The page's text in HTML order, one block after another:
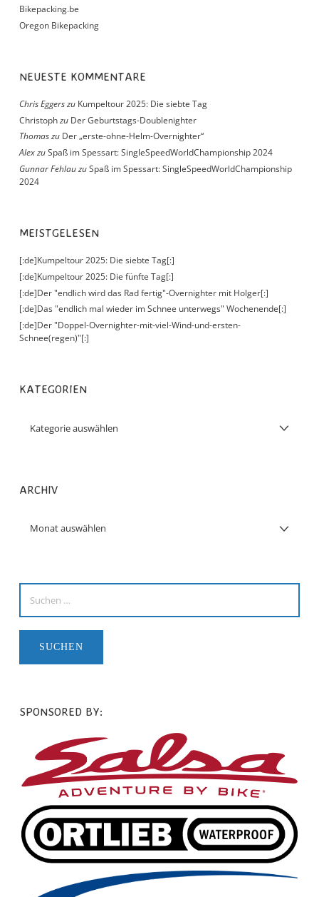
Bikepacking.be
Oregon Bikepacking
NEUESTE KOMMENTARE
Chris Eggerszu Kumpeltour 2025: Die siebte Tag
Christophzu Der Geburtstags-Doublenighter
Thomaszu Der „erste-ohne-Helm-Overnighter“
AlexzuSpaß im Spessart: SingleSpeedWorldChampionship 2024
Gunnar FehlauzuSpaß im Spessart: SingleSpeedWorldChampionship
2024
MEISTGELESEN
[:de]Kumpeltour 2025: Die siebte Tag[:]
[:de]Kumpeltour 2025: Die fünfte Tag[:]
[:de]Der "endlich wird das Rad fertig"-Overnighter mit Holger[:]
[:de]Das "endlich mal wieder im Schnee unterwegs" Wochenende[:]
[:de]Der "Doppel-Overnighter-mit-viel-Wind-und-ersten-
Schnee(regen)"[:]
KATEGORIEN
ARCHIV
SPONSORED BY: